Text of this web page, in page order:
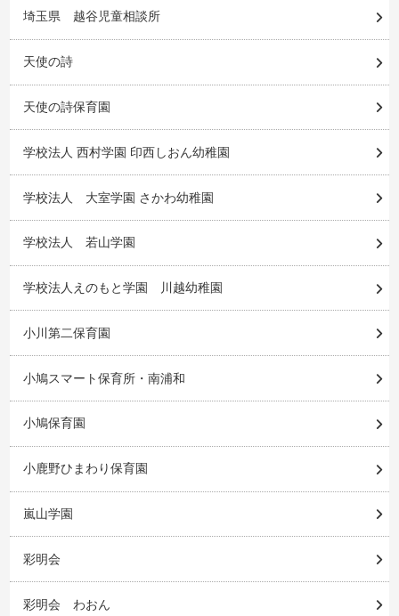
埼玉県 越谷児童相談所
天使の詩
天使の詩保育園
学校法人 西村学園 印西しおん幼稚園
学校法人 大室学園 さかわ幼稚園
学校法人 若山学園
学校法人えのもと学園 川越幼稚園
小川第二保育園
小鳩スマート保育所・南浦和
小鳩保育園
小鹿野ひまわり保育園
嵐山学園
彩明会
彩明会 わおん